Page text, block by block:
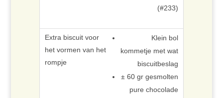
(#233)
Klein bol
kommetje met wat
biscuitbeslag
± 60 gr gesmolten
pure chocolade